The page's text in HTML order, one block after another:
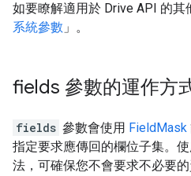
如要瞭解適用於 Drive API 的其
系統參數 」。
fields 參數的運作方
fields 參數會使用 FieldMask
指定要求應傳回的欄位子集。
法，可確保您不會要求不必要